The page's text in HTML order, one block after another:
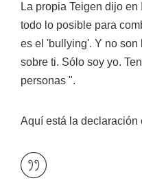
La propia Teigen dijo
todo lo posible para
es el 'bullying'. Y no son
sobre ti. Sólo soy yo.
personas ".
Aquí está la declaración